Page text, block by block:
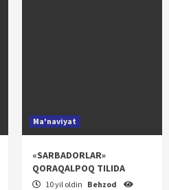
Ma'naviyat
«SARBADORLAR»
QORAQALPOQ TILIDA
10 yil oldin Behzod